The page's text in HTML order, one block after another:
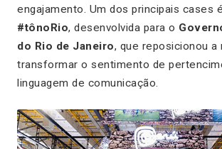
engajamento. Um dos principais cases
#tônoRio, desenvolvida para o
do Rio de Janeiro, que reposicionou a
transformar o sentimento de
linguagem de comunicação.